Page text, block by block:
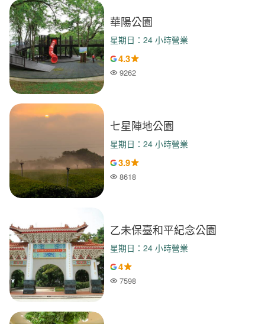
華陽公園
星期日：24 小時營業
4.3
人氣
9262
七星陣地公園
星期日：24 小時營業
3.9
人氣
8618
乙未保臺和平紀念公園
星期日：24 小時營業
4
人氣
7598